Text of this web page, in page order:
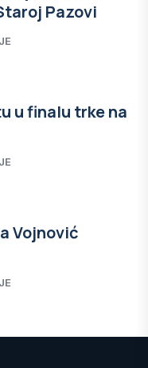
Pazovi
u finalu trke na
Vojnović